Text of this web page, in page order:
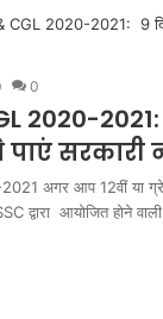
0
2020-
सरकारी
अगर आप 12वीं या
द्वारा आयोजित होने